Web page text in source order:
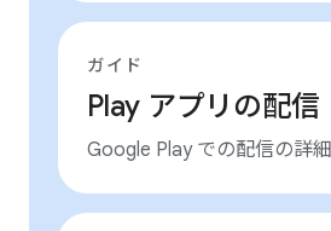
ガイド
Play アプリの配信
Google Play での配信の詳細